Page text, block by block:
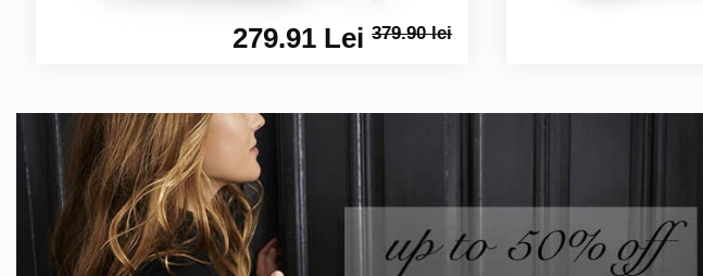
279.91 Lei379.90 lei